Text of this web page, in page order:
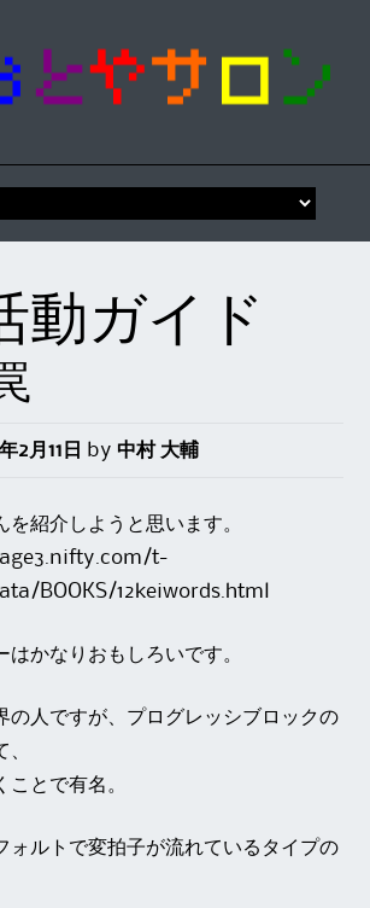
動ガイド
2月11日 by中村 大輔
を紹介しようと思います。
t-
BOOKS/12keiwords.html
はかなりおもしろいです。
の人ですが、プログレッシブロックの
ことで有名。
ォルトで変拍子が流れているタイプの